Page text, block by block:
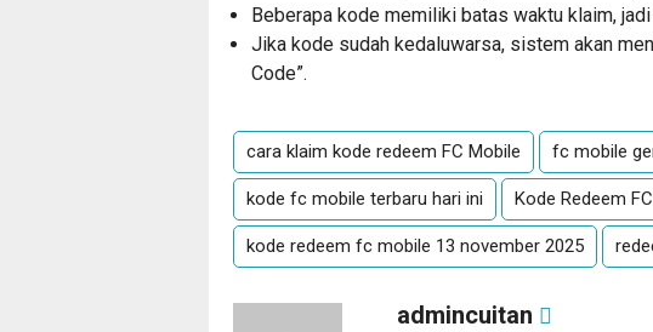
Beberapa kode memiliki batas waktu klaim,
Jika kode sudah kedaluwarsa, sistem akan
Code”.
cara klaim kode redeem FC Mobile fc mobile
kode fc mobile terbaru hari ini Kode Redeem
kode redeem fc mobile 13 november 2025
admincuitan